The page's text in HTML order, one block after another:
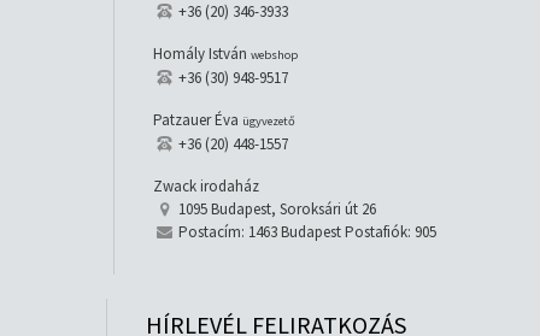
+36 (20) 346-3933
Homály István webshop
+36 (30) 948-9517
Patzauer Éva ügyvezető
+36 (20) 448-1557
Zwack irodaház
1095 Budapest, Soroksári út 26
Postacím: 1463 Budapest Postafiók: 905
HÍRLEVÉL FELIRATKOZÁS